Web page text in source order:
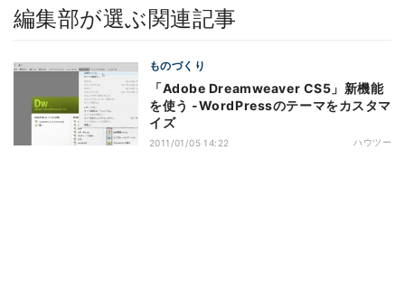
編集部が選ぶ関連記事
ものづくり
「Adobe Dreamweaver CS5」新機能
を使う -WordPressのテーマをカスタマ
イズ
2011/01/05 14:22 ハウツー